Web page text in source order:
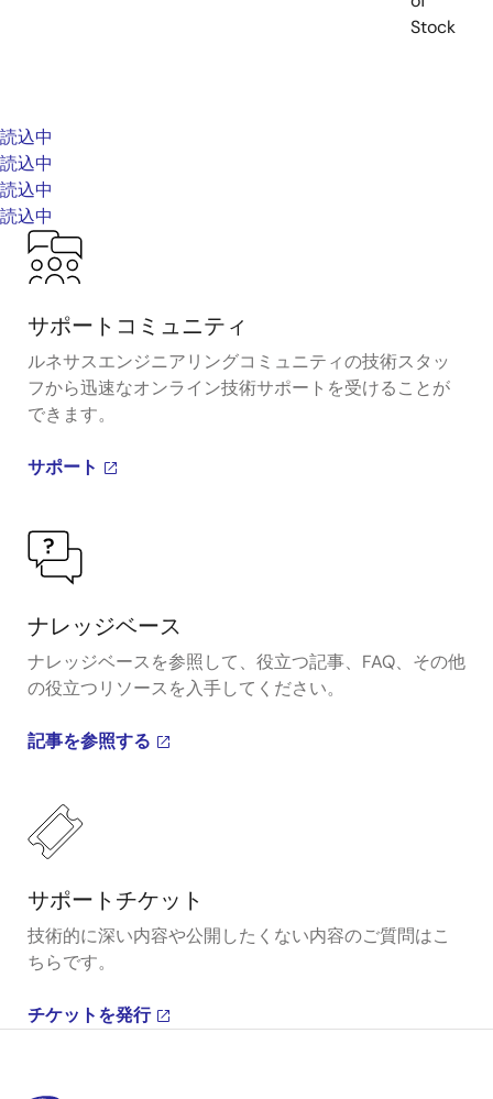
Stock
読込中
読込中
読込中
読込中
サポートコミュニティ
ルネサスエンジニアリングコミュニティの技術スタッ
フから迅速なオンライン技術サポートを受けることが
できます。
サポート
ナレッジベース
ナレッジベースを参照して、役立つ記事、FAQ、その他
の役立つリソースを入手してください。
記事を参照する
サポートチケット
技術的に深い内容や公開したくない内容のご質問はこ
ちらです。
チケットを発行